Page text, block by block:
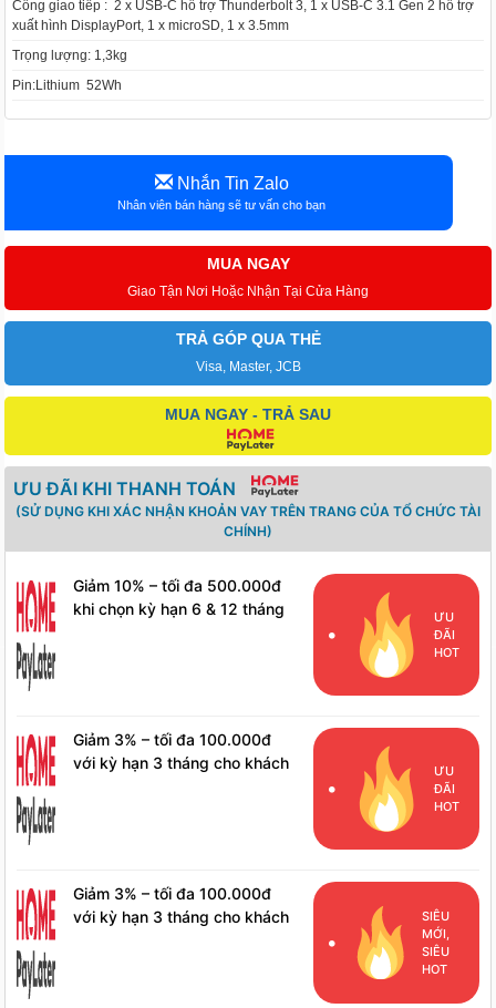
Cổng giao tiếp : 2 x USB-C hỗ trợ Thunderbolt 3, 1 x USB-C 3.1 Gen 2 hỗ trợ
xuất hình DisplayPort, 1 x microSD, 1 x 3.5mm
Trọng lượng: 1,3kg
Pin:Lithium 52Wh
Nhắn Tin Zalo
Nhân viên bán hàng sẽ tư vấn cho bạn
MUA NGAY
Giao Tận Nơi Hoặc Nhận Tại Cửa Hàng
TRẢ GÓP QUA THẺ
Visa, Master, JCB
MUA NGAY - TRẢ SAU
ƯU ĐÃI KHI THANH TOÁN
(SỬ DỤNG KHI XÁC NHẬN KHOẢN VAY TRÊN TRANG CỦA TỔ CHỨC TÀI
CHÍNH)
Giảm 10% – tối đa 500.000đ
khi chọn kỳ hạn 6 & 12 tháng
ƯU
ĐÃI
HOT
Giảm 3% – tối đa 100.000đ
với kỳ hạn 3 tháng cho khách
ƯU
ĐÃI
HOT
Giảm 3% – tối đa 100.000đ
với kỳ hạn 3 tháng cho khách
SIÊU
MỚI,
SIÊU
HOT